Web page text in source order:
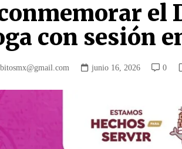
el
con sesión
junio 16, 2026 0